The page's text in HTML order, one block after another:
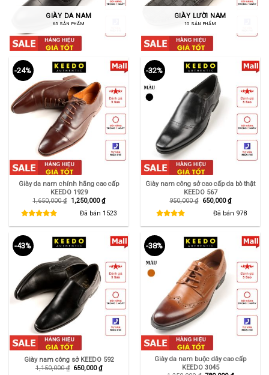
GIÀY DA NAM
65 SẢN PHẨM
GIÀY LƯỜI NAM
10 SẢN PHẨM
-24%
Giày da nam chính hãng cao cấp
KEEDO 1929
1,650,000₫ Giá
gốc
1,250,000₫Giá
hiện
tại
Đã bán 1523
-32%
Giày nam công sở cao cấp da bò thật
KEEDO 567
950,000₫ Giá
650,000₫Giá
hiện
tại
Đã bán 978
-43%
Giày nam công sở KEEDO 592
1,150,000₫ Giá
650,000₫Giá
hiện
-38%
Giày da nam buộc dây cao cấp
KEEDO 3045